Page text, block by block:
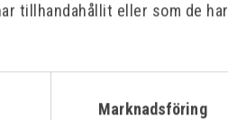
tillhandahållit eller som de har
Marknadsföring